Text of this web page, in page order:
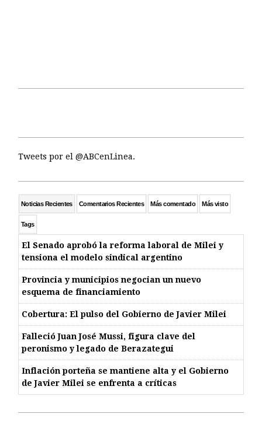
Tweets por el @ABCenLinea.
Noticias Recientes Comentarios Recientes Más comentado Más visto
Tags
El Senado aprobó la reforma laboral de Milei y
tensiona el modelo sindical argentino
Provincia y municipios negocian un nuevo
esquema de financiamiento
Cobertura: El pulso del Gobierno de Javier Milei
Falleció Juan José Mussi, figura clave del
peronismo y legado de Berazategui
Inflación porteña se mantiene alta y el Gobierno
de Javier Milei se enfrenta a críticas